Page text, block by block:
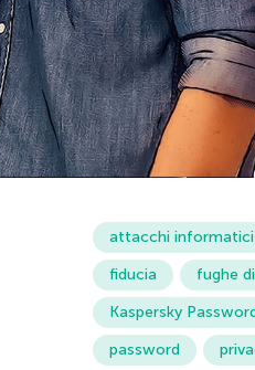
attacchi informatici
fiducia
fughe
Kaspersky
password